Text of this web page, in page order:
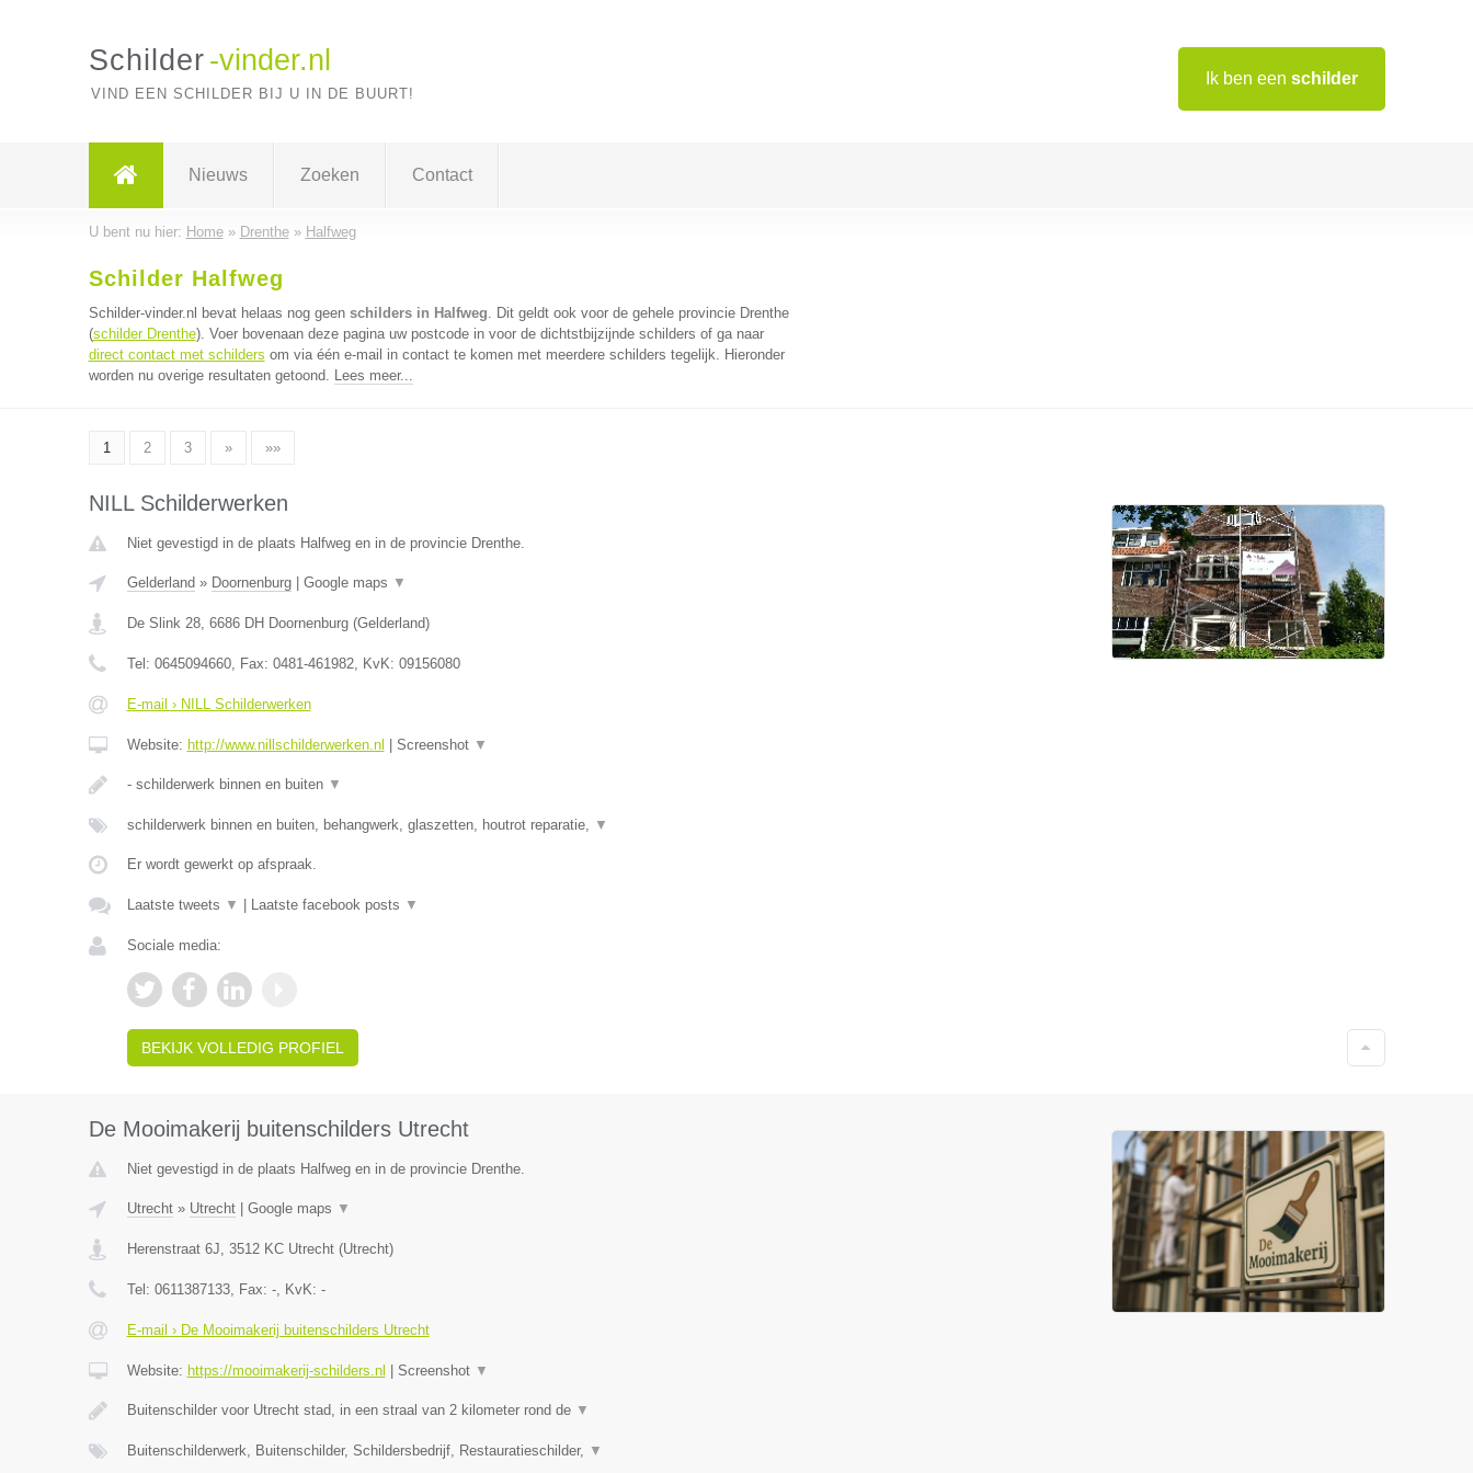
Ik ben een schilder
Schilder -vinder.nl
VIND EEN SCHILDER BIJ U IN DE BUURT!
Nieuws Zoeken Contact
U bent nu hier: Home» Drenthe» Halfweg
Schilder Halfweg
Schilder-vinder.nl bevat helaas nog geen schilders in Halfweg. Dit geldt ook voor de gehele provincie Drenthe
(schilder Drenthe). Voer bovenaan deze pagina uw postcode in voor de dichtstbijzijnde schilders of ga naar
direct contact met schilders om via één e-mail in contact te komen met meerdere schilders tegelijk. Hieronder
worden nu overige resultaten getoond. Lees meer...
1 2 3 » »»
NILL Schilderwerken
Niet gevestigd in de plaats Halfweg en in de provincie Drenthe.
Gelderland » Doornenburg| Google maps ▼
De Slink 28, 6686 DH Doornenburg(Gelderland)
Tel: 0645094660, Fax: 0481-461982, KvK: 09156080
E-mail › NILL Schilderwerken
Website: http://www.nillschilderwerken.nl Screenshot ▼
- schilderwerk binnen en buiten ▼
schilderwerk binnen en buiten, behangwerk, glaszetten, houtrot reparatie, ▼
Er wordt gewerkt op afspraak.
Laatste tweets ▼ Laatste facebook posts ▼
Sociale media:
BEKIJK VOLLEDIG PROFIEL
De Mooimakerij buitenschilders Utrecht
Niet gevestigd in de plaats Halfweg en in de provincie Drenthe.
Utrecht» Utrecht| Google maps ▼
Herenstraat 6J, 3512 KC Utrecht(Utrecht)
Tel: 0611387133, Fax: -, KvK: -
E-mail › De Mooimakerij buitenschilders Utrecht
Website: https://mooimakerij-schilders.nl Screenshot ▼
Buitenschilder voor Utrecht stad, in een straal van 2 kilometer rond de ▼
Buitenschilderwerk, Buitenschilder, Schildersbedrijf, Restauratieschilder, ▼